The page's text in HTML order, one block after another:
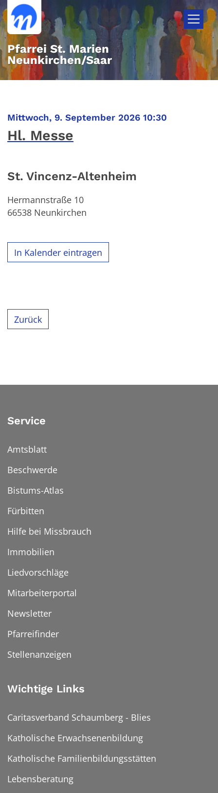
Zum Inhalt springen
Pfarrei St. Marien
Neunkirchen/Saar
Mittwoch, 9. September 2026 10:30
Hl. Messe
St. Vincenz-Altenheim
Hermannstraße 10
66538 Neunkirchen
In Kalender eintragen
Zurück
Service
Amtsblatt
Beschwerde
Bistums-Atlas
Fürbitten
Hilfe bei Missbrauch
Immobilien
Liedvorschläge
Mitarbeiterportal
Newsletter
Pfarreifinder
Stellenanzeigen
Wichtige Links
Caritasverband Schaumberg - Blies
Katholische Erwachsenenbildung
Katholische Familienbildungsstätten
Lebensberatung